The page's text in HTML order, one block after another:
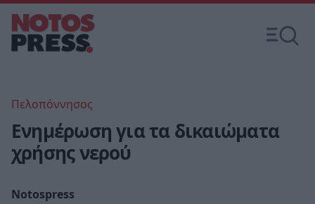
Πελοπόννησος
Ενημέρωση για τα δικαιώματα
χρήσης νερού
Notospress